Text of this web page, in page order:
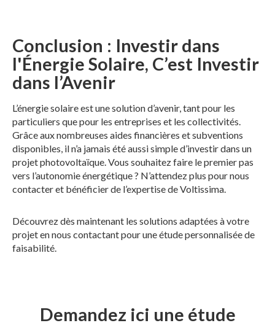
Conclusion : Investir dans
l'Énergie Solaire, C’est Investir
dans l’Avenir
L’énergie solaire est une solution d’avenir, tant pour les
particuliers que pour les entreprises et les collectivités.
Grâce aux nombreuses aides financières et subventions
disponibles, il n’a jamais été aussi simple d’investir dans un
projet photovoltaïque. Vous souhaitez faire le premier pas
vers l’autonomie énergétique ? N’attendez plus pour nous
contacter et bénéficier de l’expertise de Voltissima.
Découvrez dès maintenant les solutions adaptées à votre
projet en nous contactant pour une étude personnalisée de
faisabilité.
Demandez ici une étude